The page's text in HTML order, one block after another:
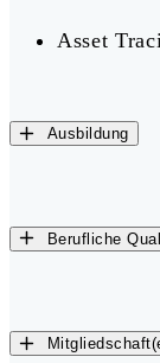
Asset
Ausbildung
Berufliche